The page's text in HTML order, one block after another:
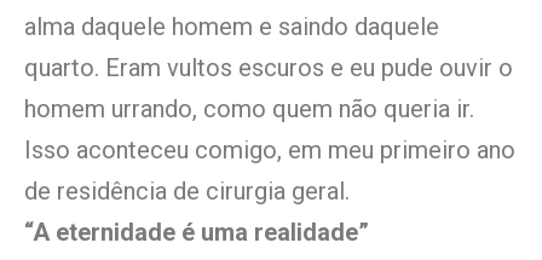
alma daquele homem e saindo daquele
quarto. Eram vultos escuros e eu pude ouvir o
homem urrando, como quem não queria ir.
Isso aconteceu comigo, em meu primeiro ano
de residência de cirurgia geral.
“A eternidade é uma realidade”